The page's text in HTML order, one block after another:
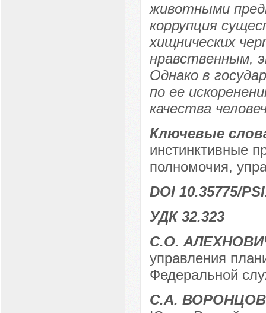
животными
коррупция
хищнических
нравственным,
Однако в
по ее
качества
Ключевые
инстинктивные
полномочия,
DOI 10.35775/
УДК 32.323
С.О.
управления
Федеральной
С.А. ВОРОНЦОВ